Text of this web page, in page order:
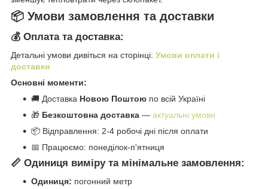
📦 Умови замовлення та доставки
💰 Оплата та доставка:
Детальні умови дивіться на сторінці: Умови оплати і
доставки
Основні моменти:
🚚 Доставка Новою Поштою по всій Україні
🎁 Безкоштовна доставка — актуальні умови
📦 Відправлення: 2-4 робочі дні після оплати
📅 Працюємо: понеділок-п'ятниця
📏 Одиниця виміру та мінімальне замовлення:
Одиниця: погонний метр